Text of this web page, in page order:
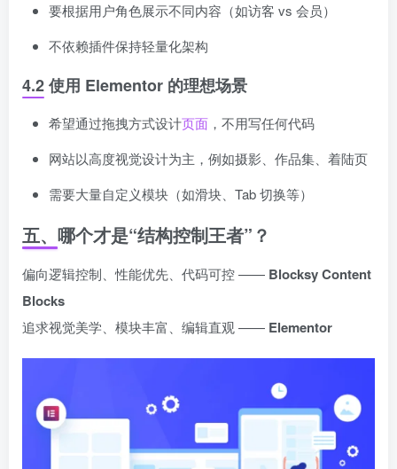
要根据用户角色展示不同内容（如访客 vs 会员）
不依赖插件保持轻量化架构
4.2 使用 Elementor 的理想场景
希望通过拖拽方式设计页面 ，不用写任何代码
网站以高度视觉设计为主，例如摄影、作品集、着陆页
需要大量自定义模块（如滑块、Tab 切换等）
五、哪个才是“结构控制王者”？
偏向逻辑控制、性能优先、代码可控 —— Blocksy Content
Blocks
追求视觉美学、模块丰富、编辑直观 —— Elementor